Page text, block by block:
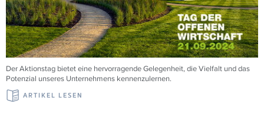
Der Aktionstag bietet eine hervorragende Gelegenheit, die Vielfalt und das
Potenzial unseres Unternehmens kennenzulernen.
ARTIKEL LESEN